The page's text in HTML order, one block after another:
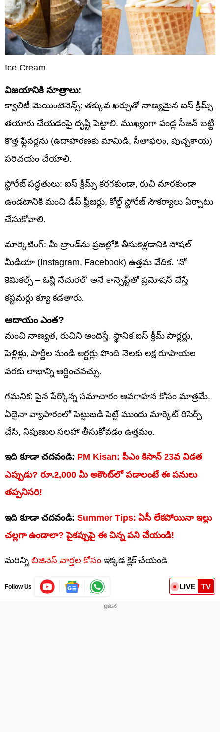
Ice Cream
విజయానికి సూత్రాలు:
క్వాలిటీ మెయింటెనెన్స్: తక్కువ ఖర్చుతో నాణ్యమైన ఐస్ క్రీమ్స్
తయారు చేయడంపై దృష్టి పెట్టాలి. ముఖ్యంగా పండ్ల సీజన్ బట్టి
కొత్త ఫ్లేవర్లను (ఉదాహరణకు మామిడి, సీతాఫలం, పుచ్చకాయ)
పరిచయం చేయాలి.
స్టోరేజ్ పద్ధతులు: ఐస్ క్రీమ్స్ కరగకుండా, రుచి మారకుండా
ఉండటానికి మంచి డీప్ ఫ్రీజర్లు, కోల్డ్ స్టోరేజ్ సౌకర్యాలు ఏర్పాటు
చేసుకోవాలి.
మార్కెటింగ్: మీ బ్రాండ్‌ను ప్రజల్లోకి తీసుకెళ్లడానికి సోషల్
మీడియా (Instagram, Facebook) ఉత్తమ వేదిక. ‘నో
కెమికల్స్ – ఓన్లీ నేచురల్’ అనే కాన్సెప్ట్‌తో ప్రమోషన్ చేస్తే
కస్టమర్లు క్యూ కడతారు.
ఆదాయం ఎంత?
మంచి నాణ్యత, రుచిని అందిస్తే, స్థానిక ఐస్ క్రీమ్ పార్లర్లు,
పెళ్లిళ్లు, పార్టీల నుండి ఆర్డర్లు పొంది నెలకు లక్ష రూపాయల
వరకు లాభాన్ని ఆర్జించవచ్చు.
గమనిక: పైన పేర్కొన్న సమాచారం అవగాహన కోసం మాత్రమే.
ఏదైనా వ్యాపారంలో పెట్టుబడి పెట్టే ముందు మార్కెట్ రిసెర్చ్
చేసి, నిపుణుల సలహా తీసుకోవడం ఉత్తమం.
ఇది కూడా చదవండి: PM Kisan: పీఎం కిసాన్ 23వ విడత
ఎప్పుడు? రూ.2,000 మీ అకౌంట్‌లో పడాలంటే ఈ పనులు
తప్పనిసరి!
ఇది కూడా చదవండి: Summer Tips: ఏసీ లేకపోయినా ఇల్లు
చల్లగా ఉండాలా? పైకప్పుపై ఈ చిన్న పని చేయండి!
మరిన్ని బిజినెస్ వార్తల కోసం ఇక్కడ క్లిక్ చేయండి
Follow Us LIVE TV